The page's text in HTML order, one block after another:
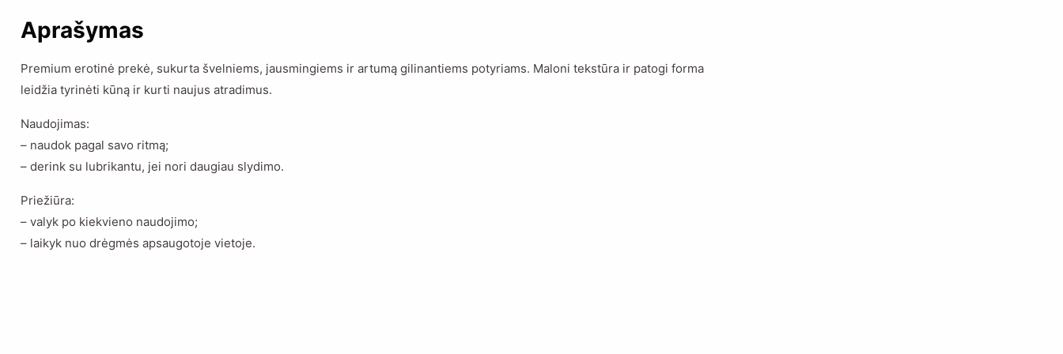
Aprašymas
Premium erotinė prekė, sukurta švelniems, jausmingiems ir artumą gilinantiems potyriams. Maloni tekstūra ir patogi forma
leidžia tyrinėti kūną ir kurti naujus atradimus.
Naudojimas:
– naudok pagal savo ritmą;
– derink su lubrikantu, jei nori daugiau slydimo.
Priežiūra:
– valyk po kiekvieno naudojimo;
– laikyk nuo drėgmės apsaugotoje vietoje.